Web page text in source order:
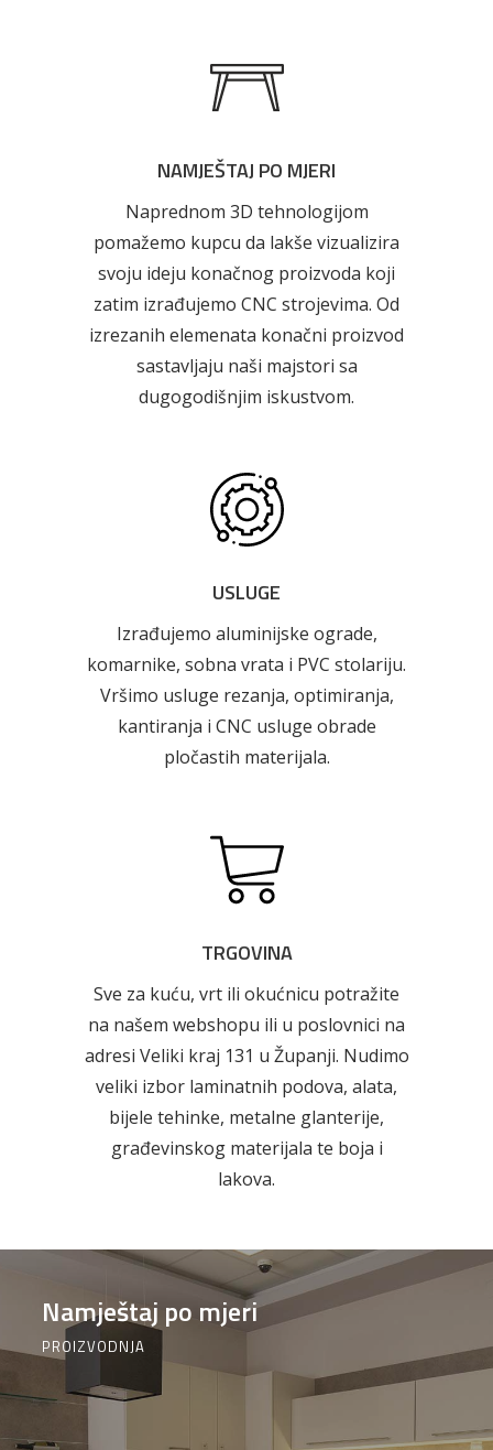
Pogledajte što je novo
AKCIJA! Pločasti
materijali
Alati i
pribor
Vrt i
okućnica
Boje i
Vodomaterijal
dovratnici tehnika galanterija
NAMJEŠTAJ PO MJERI
Naprednom 3D tehnologijom
pomažemo kupcu da lakše vizualizira
svoju ideju konačnog proizvoda koji
zatim izrađujemo CNC strojevima. Od
izrezanih elemenata konačni proizvod
sastavljaju naši majstori sa
dugogodišnjim iskustvom.
USLUGE
Izrađujemo aluminijske ograde,
komarnike, sobna vrata i PVC stolariju.
Vršimo usluge rezanja, optimiranja,
kantiranja i CNC usluge obrade
pločastih materijala.
TRGOVINA
Sve za kuću, vrt ili okućnicu potražite
na našem webshopu ili u poslovnici na
adresi Veliki kraj 131 u Županji. Nudimo
veliki izbor laminatnih podova, alata,
bijele tehinke, metalne glanterije,
građevinskog materijala te boja i
lakova.
Namještaj po mjeri
PROIZVODNJA